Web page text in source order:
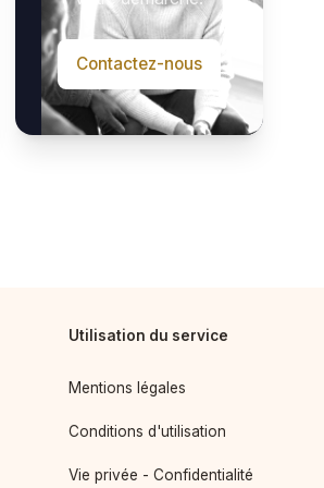
Contactez-nous
Utilisation du service
Mentions légales
Conditions d'utilisation
Vie privée - Confidentialité